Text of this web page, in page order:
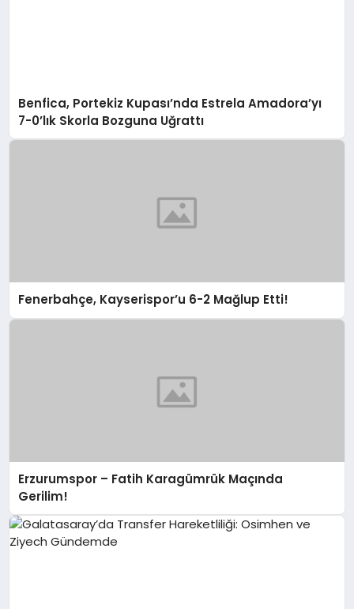
Benfica, Portekiz Kupası’nda Estrela Amadora’yı
7-0’lık Skorla Bozguna Uğrattı
Fenerbahçe, Kayserispor’u 6-2 Mağlup Etti!
Erzurumspor – Fatih Karagümrük Maçında
Gerilim!